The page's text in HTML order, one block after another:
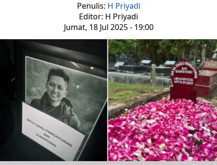
Penulis: H Priyadi
Editor: H Priyadi
Jumat, 18 Jul 2025 - 19:00